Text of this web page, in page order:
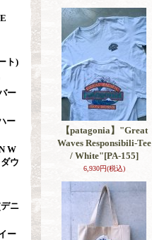
ト)
ー
ー
W
ウ
ニ
ー
【patagonia】"Great
Waves Responsibili-Tee
/ White"[PA-155]
6,930円(税込)